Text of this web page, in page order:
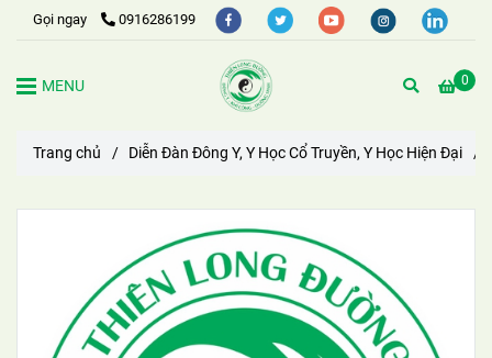
Gọi ngay 0916286199
0
MENU
Trang chủ / Diễn Đàn Đông Y, Y Học Cổ Truyền, Y Học Hiện Đại /